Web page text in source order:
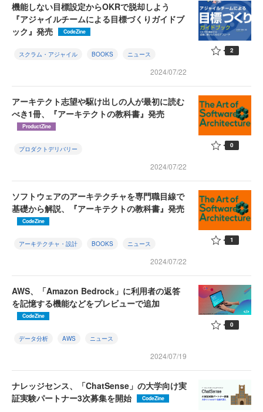
機能しない目標設定からOKRで脱却しよう
『アジャイルチームによる目標づくりガイドブ
ック』発売
CodeZine
スクラム・アジャイル BOOKS ニュース
2024/07/22
2
アーキテクト志望や駆け出しの人が最初に読む
べき1冊、『アーキテクトの教科書』発売
ProductZine
プロダクトデリバリー
2024/07/22
0
ソフトウェアのアーキテクチャを専門職目線で
基礎から解説、『アーキテクトの教科書』発売
CodeZine
アーキテクチャ・設計 BOOKS ニュース
2024/07/22
1
AWS、「Amazon Bedrock」に利用者の返答
を記憶する機能などをプレビューで追加
CodeZine
データ分析 AWS ニュース
2024/07/19
0
ナレッジセンス、「ChatSense」の大学向け実
証実験パートナー3次募集を開始
CodeZine